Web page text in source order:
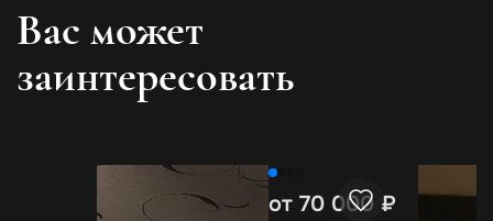
Вас может
заинтересовать
от 70 000 ₽